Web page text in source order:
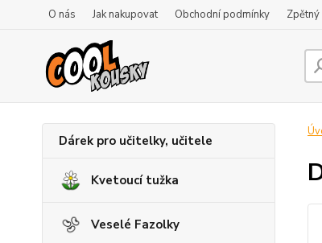
O nás Jak nakupovat Obchodní podmínky
Dárek pro učitelky, učitele
Kvetoucí tužka
Veselé Fazolky